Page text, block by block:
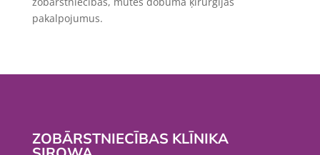
pakalpojumus.
ZOBĀRSTNIECĪBAS KLĪNIKA